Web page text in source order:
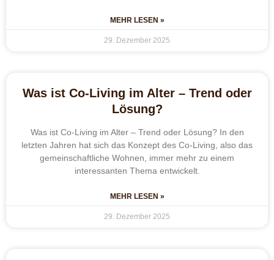
MEHR LESEN »
29. Dezember 2025
Was ist Co-Living im Alter – Trend oder
Lösung?
Was ist Co-Living im Alter – Trend oder Lösung? In den
letzten Jahren hat sich das Konzept des Co-Living, also das
gemeinschaftliche Wohnen, immer mehr zu einem
interessanten Thema entwickelt.
MEHR LESEN »
29. Dezember 2025